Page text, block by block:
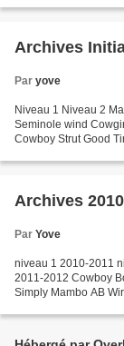
Archives
Par yove
Niveau 1 Niveau 2
Seminole wind
Cowboy Strut Good
Archives
Par Yove
niveau 1 2010-2011
2011-2012 Cowboy
Simply Mambo AB